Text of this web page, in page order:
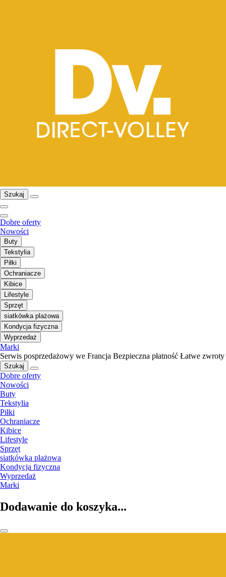
Szukaj
Dobre oferty
Nowości
Buty
Tekstylia
Piłki
Ochraniacze
Kibice
Lifestyle
Sprzęt
siatkówka plażowa
Kondycja fizyczna
Wyprzedaż
Marki
Serwis posprzedażowy we Francja Bezpieczna płatność Łatwe zwroty
Szukaj
Dobre oferty
Nowości
Buty
Tekstylia
Piłki
Ochraniacze
Kibice
Lifestyle
Sprzęt
siatkówka plażowa
Kondycja fizyczna
Wyprzedaż
Marki
Dodawanie do koszyka...